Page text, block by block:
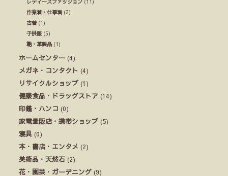
レディースファッション (11)
作業着・仕事着 (2)
古着 (1)
子供服 (5)
鞄・革製品 (1)
ホームセンター (4)
メガネ・コンタクト (4)
リサイクルショップ (1)
健康食品・ドラッグストア (14)
印鑑・ハンコ (0)
家電量販店・携帯ショップ (5)
寝具 (0)
本・書店・エンタメ (2)
美術品・天然石 (2)
花・園芸・ガーデニング (9)